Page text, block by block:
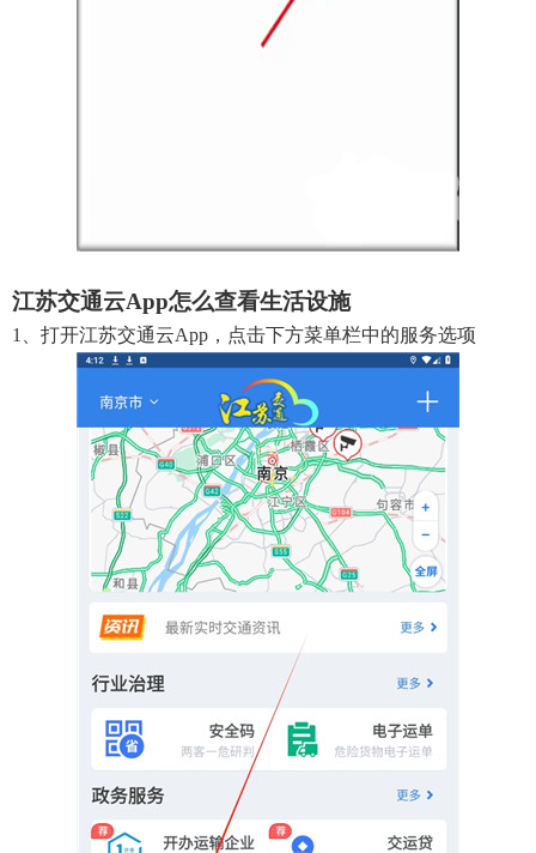
江苏交通云app怎么查看生活设施
1、打开江苏交通云app，点击下方菜单栏中的服务选项